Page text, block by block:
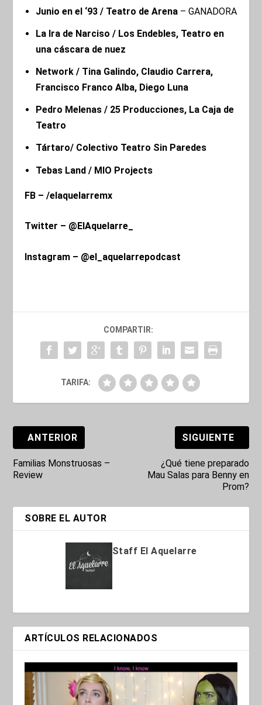
Junio en el ‘93 / Teatro de Arena– GANADORA
La Ira de Narciso / Los Endebles, Teatro en
una cáscara de nuez
Network / Tina Galindo, Claudio Carrera,
Francisco Franco Alba, Diego Luna
Pedro Melenas / 25 Producciones, La Caja de
Teatro
Tártaro/ Colectivo Teatro Sin Paredes
Tebas Land / MIO Projects
FB – /elaquelarremx
Twitter – @ElAquelarre_
Instagram – @el_aquelarrepodcast
COMPARTIR:
TARIFA:
ANTERIOR
Familias Monstruosas –
Review
SIGUIENTE
¿Qué tiene preparado
Mau Salas para Benny en
Prom?
SOBRE EL AUTOR
Staff El Aquelarre
ARTÍCULOS RELACIONADOS